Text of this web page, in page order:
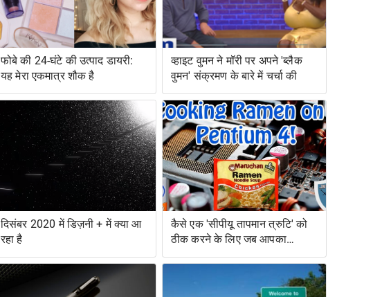
फोबे की 24-घंटे की उत्पाद डायरी:
यह मेरा एकमात्र शौक है
व्हाइट वुमन ने मॉरी पर अपने 'ब्लैक
वुमन' संक्रमण के बारे में चर्चा की
दिसंबर 2020 में डिज़नी + में क्या आ
रहा है
कैसे एक 'सीपीयू तापमान त्रुटि' को
ठीक करने के लिए जब आपका
कंप्यूटर बहुत गर्म हो जाता है